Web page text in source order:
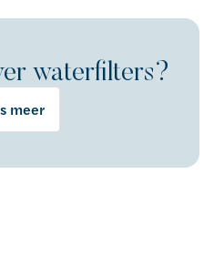
waterfilters?
meer